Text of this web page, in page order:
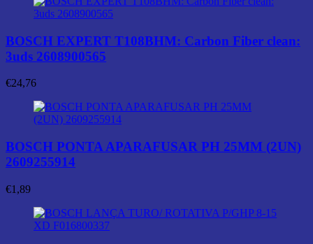
BOSCH EXPERT T108BHM: Carbon Fiber clean:
3uds 2608900565
€24,76
BOSCH PONTA APARAFUSAR PH 25MM (2UN)
2609255914
€1,89